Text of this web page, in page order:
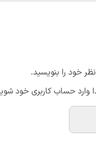
خود را بنویسید.
وارد حساب کاربری خود